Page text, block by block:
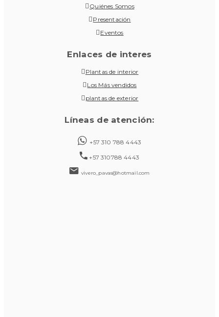
Quiénes Somos
Presentación
Eventos
Enlaces de interes
Plantas de interior
Los Más vendidos
plantas de exterior
Líneas de atención:
+57 310 788 4443
+57 310788 4443
vivero_pavas@hotmail.com